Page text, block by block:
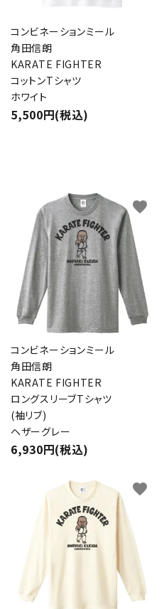
コンビネーションミール
角田信朗
KARATE FIGHTER
コットンTシャツ
ホワイト
5,500円(税込)
コンビネーションミール
角田信朗
KARATE FIGHTER
ロングスリーブTシャツ
(袖リブ)
ヘザーグレー
6,930円(税込)
favorite
favorite